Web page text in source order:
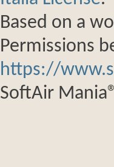
Based on a
Permissions
https://
SoftAir